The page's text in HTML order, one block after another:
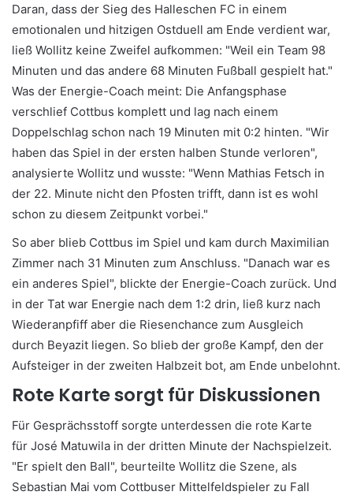
Daran, dass der Sieg des Halleschen FC in einem
emotionalen und hitzigen Ostduell am Ende verdient war,
ließ Wollitz keine Zweifel aufkommen: "Weil ein Team 98
Minuten und das andere 68 Minuten Fußball gespielt hat."
Was der Energie-Coach meint: Die Anfangsphase
verschlief Cottbus komplett und lag nach einem
Doppelschlag schon nach 19 Minuten mit 0:2 hinten. "Wir
haben das Spiel in der ersten halben Stunde verloren",
analysierte Wollitz und wusste: "Wenn Mathias Fetsch in
der 22. Minute nicht den Pfosten trifft, dann ist es wohl
schon zu diesem Zeitpunkt vorbei."
So aber blieb Cottbus im Spiel und kam durch Maximilian
Zimmer nach 31 Minuten zum Anschluss. "Danach war es
ein anderes Spiel", blickte der Energie-Coach zurück. Und
in der Tat war Energie nach dem 1:2 drin, ließ kurz nach
Wiederanpfiff aber die Riesenchance zum Ausgleich
durch Beyazit liegen. So blieb der große Kampf, den der
Aufsteiger in der zweiten Halbzeit bot, am Ende unbelohnt.
Rote Karte sorgt für Diskussionen
Für Gesprächsstoff sorgte unterdessen die rote Karte
für José Matuwila in der dritten Minute der Nachspielzeit.
"Er spielt den Ball", beurteilte Wollitz die Szene, als
Sebastian Mai vom Cottbuser Mittelfeldspieler zu Fall